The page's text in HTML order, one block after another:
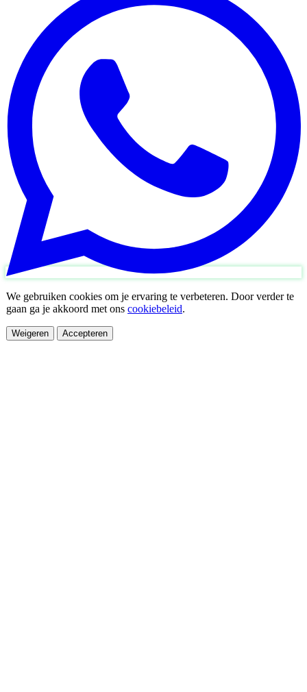
We gebruiken cookies om je ervaring te verbeteren. Door verder te
gaan ga je akkoord met ons cookiebeleid.
Weigeren Accepteren